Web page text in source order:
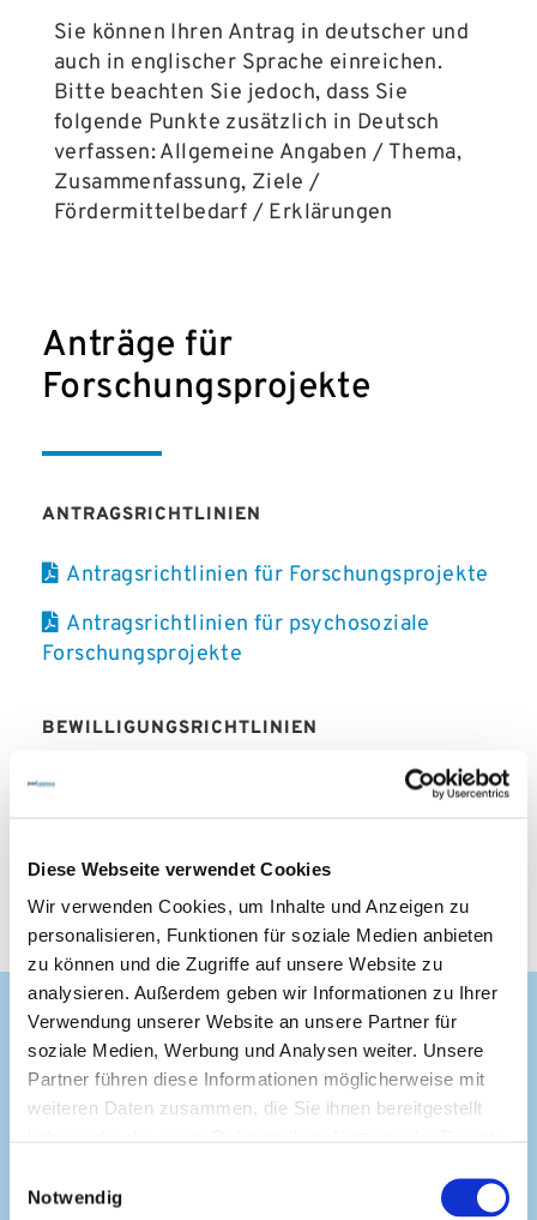
Diese Webseite verwendet Cookies
Wir verwenden Cookies, um Inhalte und Anzeigen zu
personalisieren, Funktionen für soziale Medien anbieten
zu können und die Zugriffe auf unsere Website zu
analysieren. Außerdem geben wir Informationen zu Ihrer
Verwendung unserer Website an unsere Partner für
soziale Medien, Werbung und Analysen weiter. Unsere
Partner führen diese Informationen möglicherweise mit
weiteren Daten zusammen, die Sie ihnen bereitgestellt
Notwendig
Sie können Ihren Antrag in deutscher und
auch in englischer Sprache einreichen.
Bitte beachten Sie jedoch, dass Sie
folgende Punkte zusätzlich in Deutsch
verfassen: Allgemeine Angaben / Thema,
Zusammenfassung, Ziele /
Fördermittelbedarf / Erklärungen
Anträge für
Forschungsprojekte
ANTRAGSRICHTLINIEN
Antragsrichtlinien für Forschungsprojekte
Antragsrichtlinien für psychosoziale
Forschungsprojekte
BEWILLIGUNGSRICHTLINIEN
Bewilligungsrichtlinien für psychosoziale
Forschungsprojekte
Jährlicher Frist für
Projektanträge zu
Forschungsprojekten